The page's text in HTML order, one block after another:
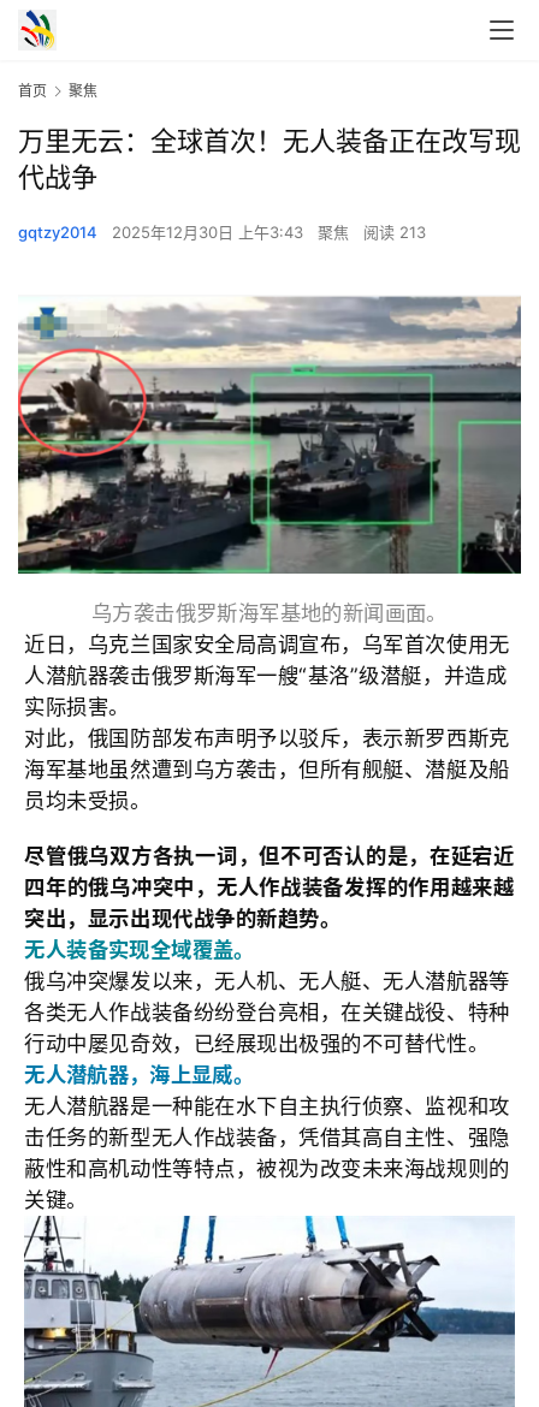
首页 聚焦
万里无云：全球首次！无人装备正在改写现
代战争
gqtzy2014 2025年12月30日 上午3:43 聚焦 阅读 213
乌方袭击俄罗斯海军基地的新闻画面。
近日，乌克兰国家安全局高调宣布，乌军首次使用无
人潜航器袭击俄罗斯海军一艘“基洛”级潜艇，并造成
实际损害。
对此，俄国防部发布声明予以驳斥，表示新罗西斯克
海军基地虽然遭到乌方袭击，但所有舰艇、潜艇及船
员均未受损。
尽管俄乌双方各执一词，但不可否认的是，在延宕近
四年的俄乌冲突中，无人作战装备发挥的作用越来越
突出，显示出现代战争的新趋势。
无人装备实现全域覆盖。
俄乌冲突爆发以来，无人机、无人艇、无人潜航器等
各类无人作战装备纷纷登台亮相，在关键战役、特种
行动中屡见奇效，已经展现出极强的不可替代性。
无人潜航器，海上显威。
无人潜航器是一种能在水下自主执行侦察、监视和攻
击任务的新型无人作战装备，凭借其高自主性、强隐
蔽性和高机动性等特点，被视为改变未来海战规则的
关键。